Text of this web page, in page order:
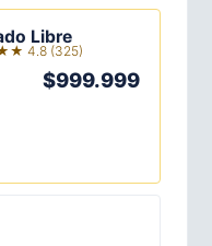
Libre
4.8 (325)
$999.999